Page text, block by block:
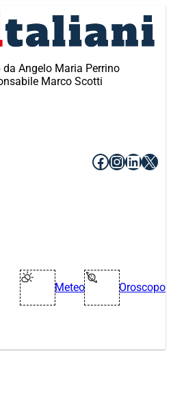
Angelo Maria Perrino
Marco Scotti
Facebook
X
Meteo Oroscopo